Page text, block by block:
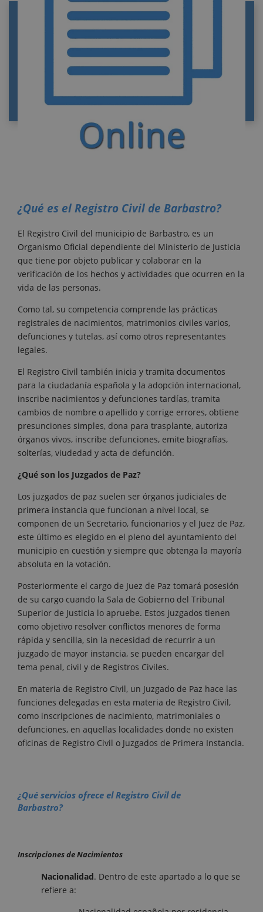
REGISTRO CIVIL DE BARBASTRO
Información de contacto del Registro civil de
Barbastro. Funciones y trámites. Portal
privado de información y tramitación de
¿Qué es el Registro Civil de Barbastro?
El Registro Civil del municipio de Barbastro, es un
Organismo Oficial dependiente del Ministerio de Justicia
que tiene por objeto publicar y colaborar en la
verificación de los hechos y actividades que ocurren en la
vida de las personas.
Como tal, su competencia comprende las prácticas
registrales de nacimientos, matrimonios civiles varios,
defunciones y tutelas, así como otros representantes
legales.
El Registro Civil también inicia y tramita documentos
para la ciudadanía española y la adopción internacional,
inscribe nacimientos y defunciones tardías, tramita
cambios de nombre o apellido y corrige errores, obtiene
presunciones simples, dona para trasplante, autoriza
órganos vivos, inscribe defunciones, emite biografías,
solterías, viudedad y acta de defunción.
¿Qué son los Juzgados de Paz?
Los juzgados de paz suelen ser órganos judiciales de
primera instancia que funcionan a nivel local, se
componen de un Secretario, funcionarios y el Juez de Paz,
este último es elegido en el pleno del ayuntamiento del
municipio en cuestión y siempre que obtenga la mayoría
absoluta en la votación.
Posteriormente el cargo de Juez de Paz tomará posesión
de su cargo cuando la Sala de Gobierno del Tribunal
Superior de Justicia lo apruebe. Estos juzgados tienen
como objetivo resolver conflictos menores de forma
rápida y sencilla, sin la necesidad de recurrir a un
juzgado de mayor instancia, se pueden encargar del
tema penal, civil y de Registros Civiles.
En materia de Registro Civil, un Juzgado de Paz hace las
funciones delegadas en esta materia de Registro Civil,
como inscripciones de nacimiento, matrimoniales o
defunciones, en aquellas localidades donde no existen
oficinas de Registro Civil o Juzgados de Primera Instancia.
¿Qué servicios ofrece el Registro Civil de
Barbastro?
Inscripciones de Nacimientos
Nacionalidad. Dentro de este apartado a lo que se
refiere a: